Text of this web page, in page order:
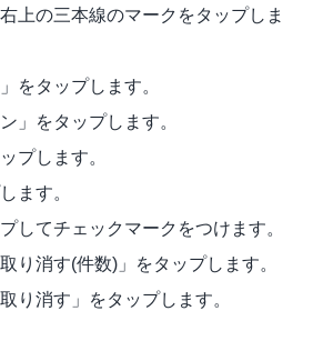
上の三本線のマークをタップしま
をタップします。
」をタップします。
プします。
ます。
してチェックマークをつけます。
り消す(件数)」をタップします。
り消す」をタップします。